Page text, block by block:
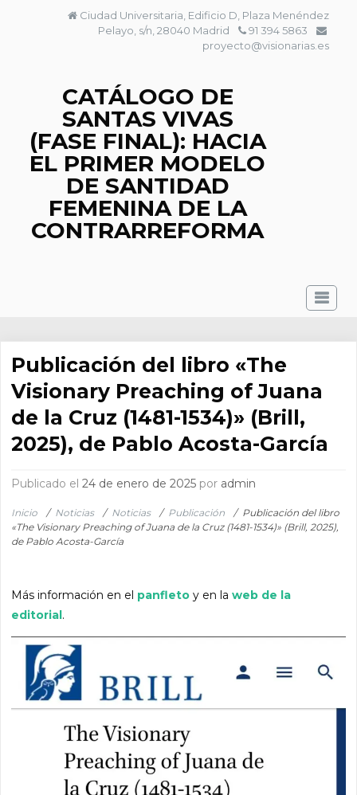
Ciudad Universitaria, Edificio D, Plaza Menéndez
Pelayo, s/n, 28040 Madrid
91 394 5863
proyecto@visionarias.es
CATÁLOGO DE
SANTAS VIVAS
(FASE FINAL): HACIA
EL PRIMER MODELO
DE SANTIDAD
FEMENINA DE LA
CONTRARREFORMA
Publicación del libro «The
Visionary Preaching of Juana
de la Cruz (1481-1534)» (Brill,
2025), de Pablo Acosta-García
Publicado el24 de enero de 2025 por admin
Inicio / Noticias / Noticias / Publicación / Publicación del libro
«The Visionary Preaching of Juana de la Cruz (1481-1534)» (Brill, 2025),
de Pablo Acosta-García
Más información en el panfleto y en laweb de la
editorial.